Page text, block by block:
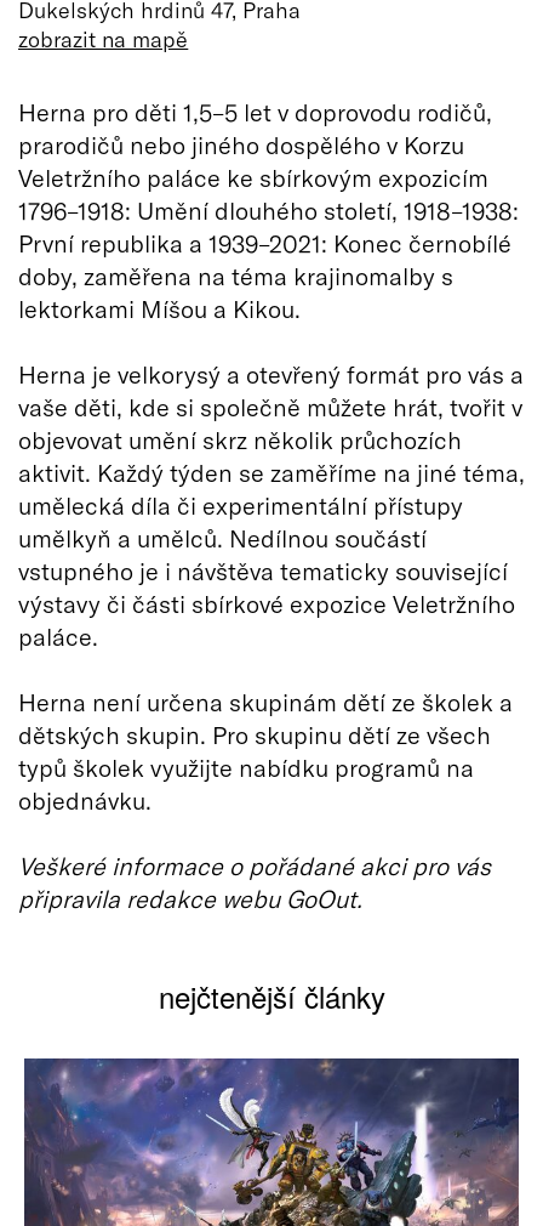
Dukelských hrdinů 47, Praha
zobrazit na mapě
Herna pro děti 1,5–5 let v doprovodu rodičů,
prarodičů nebo jiného dospělého v Korzu
Veletržního paláce ke sbírkovým expozicím
1796–1918: Umění dlouhého století, 1918–1938:
První republika a 1939–2021: Konec černobílé
doby, zaměřena na téma krajinomalby s
lektorkami Míšou a Kikou.
Herna je velkorysý a otevřený formát pro vás a
vaše děti, kde si společně můžete hrát, tvořit v
objevovat umění skrz několik průchozích
aktivit. Každý týden se zaměříme na jiné téma,
umělecká díla či experimentální přístupy
umělkyň a umělců. Nedílnou součástí
vstupného je i návštěva tematicky související
výstavy či části sbírkové expozice Veletržního
paláce.
Herna není určena skupinám dětí ze školek a
dětských skupin. Pro skupinu dětí ze všech
typů školek využijte nabídku programů na
objednávku.
Veškeré informace o pořádané akci pro vás
připravila redakce webu GoOut.
nejčtenější články